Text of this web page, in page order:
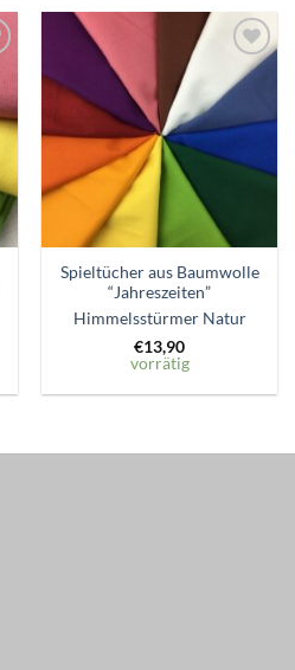
Wunschzettel
hinzufügen
Spieltücher aus Baumwolle
“Jahreszeiten”
Himmelsstürmer Natur
€13,90
vorrätig